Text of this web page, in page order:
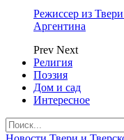
Режиссер из
Аргентина
Prev Next
Религия
Поэзия
Дом и сад
Интересное